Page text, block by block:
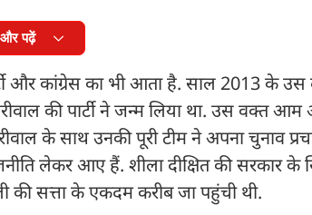
और पढ़ें
कांग्रेस का भी आता है. साल 2013 के उस
की पार्टी ने जन्म लिया था. उस वक्त आम
के साथ उनकी पूरी टीम ने अपना चुनाव
लेकर आए हैं. शीला दीक्षित की सरकार
सत्ता के एकदम करीब जा पहुंची थी.